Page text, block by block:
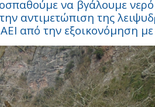
να βγάλουμε
αντιμετώπιση της
από την εξοικονόμηση